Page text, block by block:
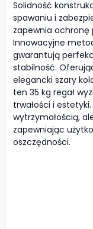
Solidność
spawaniu i
zapewnia ochronę
Innowacyjne
gwarantują
stabilność.
elegancki szary
ten 35 kg regał
trwałości i
wytrzymałością,
zapewniając
oszczędności.